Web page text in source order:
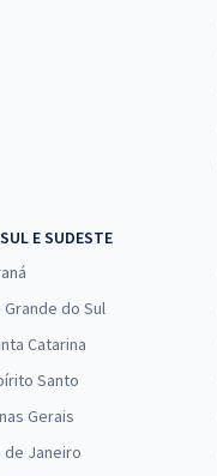
E SUDESTE
do Sul
Catarina
Santo
Gerais
de Janeiro